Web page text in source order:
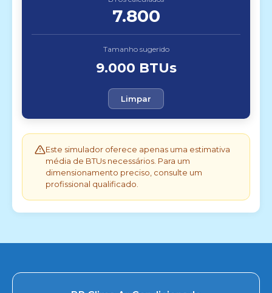
7.800
Tamanho sugerido
9.000 BTUs
Limpar
Este simulador oferece apenas uma estimativa
média de BTUs necessários. Para um
dimensionamento preciso, consulte um
profissional qualificado.